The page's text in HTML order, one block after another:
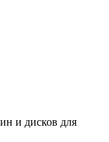
и дисков для